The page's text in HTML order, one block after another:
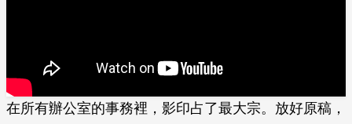
在所有辦公室的事務裡，影印占了最大宗。放好原稿，